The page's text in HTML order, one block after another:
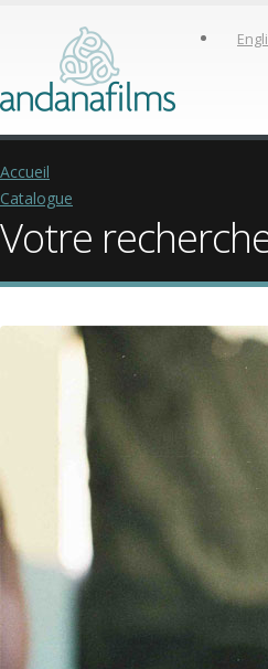
Accueil
Catalogue
Votre